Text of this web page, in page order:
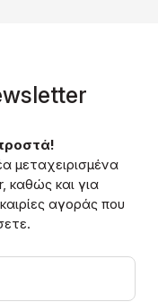
μεταχειρισμένα
καθώς και για
αγοράς που